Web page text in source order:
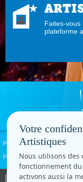
Faites-vous
plateforme
Politique de confidentialité
Paramètres cookies
Votre
Artistiques
Nous utilisons des
fonctionnement du
activons aussi la